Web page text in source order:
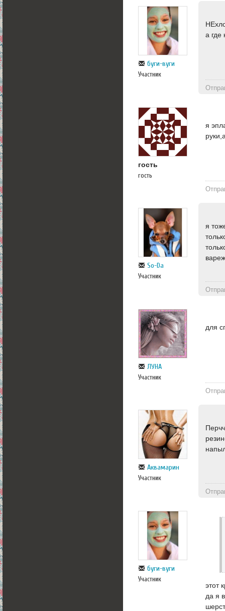
буги-вуги
Участник
а где
гость
гость
я
So-Da
Участник
я
ЛУНА
Участник
для
Аквамарин
Участник
буги-вуги
Участник
этот
да я